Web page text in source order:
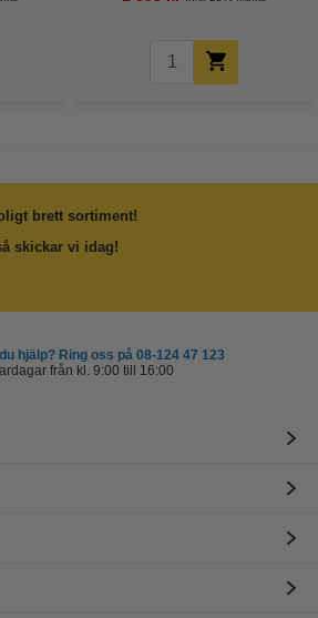
brett sortiment!
skickar vi idag!
hjälp? Ring oss på 08-124 47 123
från kl. 9:00 till 16:00